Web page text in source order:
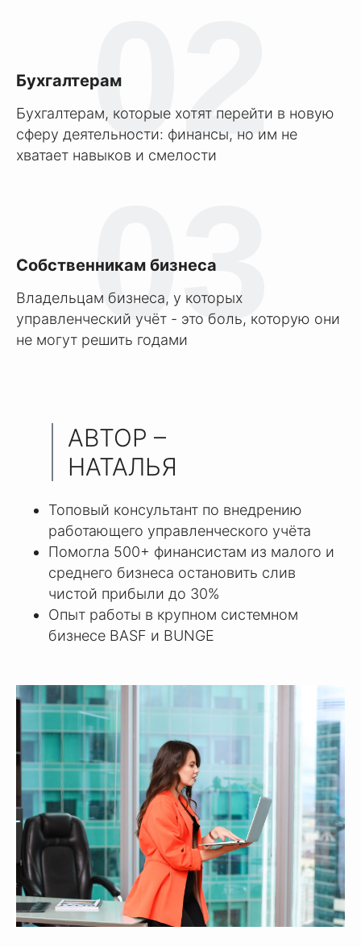
Бухгалтерам
Бухгалтерам, которые хотят перейти в новую
сферу деятельности: финансы, но им не
хватает навыков и смелости
02
Собственникам бизнеса
Владельцам бизнеса, у которых
управленческий учёт - это боль, которую они
не могут решить годами
03
АВТОР –
НАТАЛЬЯ
Топовый консультант по внедрению
работающего управленческого учёта
Помогла 500+ финансистам из малого и
среднего бизнеса остановить слив
чистой прибыли до 30%
Опыт работы в крупном системном
бизнесе BASF и BUNGE